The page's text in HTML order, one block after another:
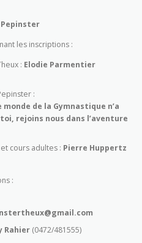
Pepinster
les inscriptions :
: Elodie Parmentier
:
de la Gymnastique n’a
rejoins nous dans l’aventure
cours adultes : Pierre Huppertz
:
Rahier (0472/481555)